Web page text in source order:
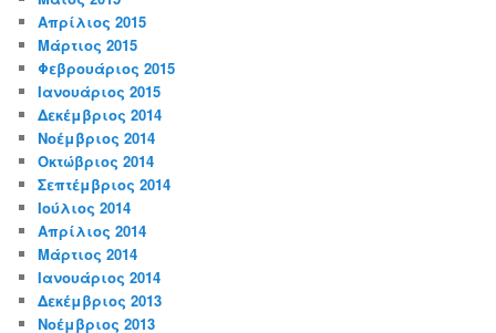
Απρίλιος 2015
Μάρτιος 2015
Φεβρουάριος 2015
Ιανουάριος 2015
Δεκέμβριος 2014
Νοέμβριος 2014
Οκτώβριος 2014
Σεπτέμβριος 2014
Ιούλιος 2014
Απρίλιος 2014
Μάρτιος 2014
Ιανουάριος 2014
Δεκέμβριος 2013
Νοέμβριος 2013